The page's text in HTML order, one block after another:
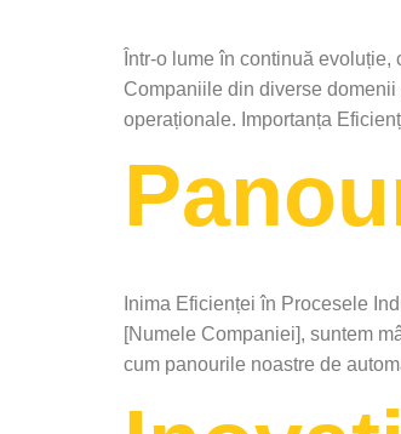
Într-o lume în continuă
Companiile din diverse
operaționale. Importanța
Inima Eficienței în Procesele
[Numele Companiei], suntem
cum panourile noastre de